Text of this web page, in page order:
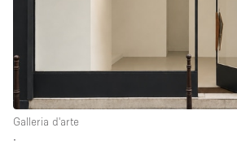
Galleria d'arte
∙